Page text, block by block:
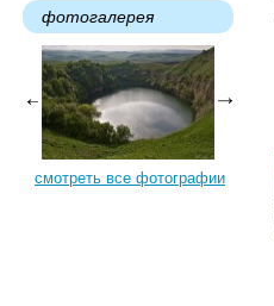
фотогалерея
смотреть все фотографии